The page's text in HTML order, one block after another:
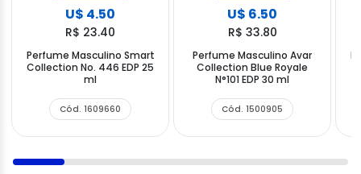
U$ 4.50
R$ 23.40
Perfume Masculino Smart
Collection No. 446 EDP 25
ml
Cód. 1609660
U$ 6.50
R$ 33.80
Perfume Masculino Avar
Collection Blue Royale
N°101 EDP 30 ml
Cód. 1500905